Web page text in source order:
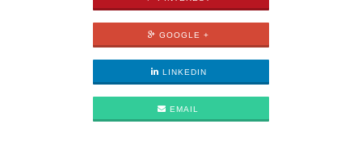
GOOGLE +
LINKEDIN
EMAIL